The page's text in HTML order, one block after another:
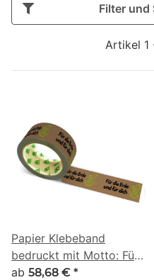
Filter und
Artikel 1
Papier Klebeband
bedruckt mit Motto: Für
die Erde und für dich -
ab 58,68 € *